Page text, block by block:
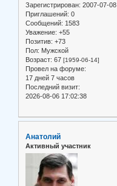
Зарегистрирован: 2007-07-08
Приглашений: 0
Сообщений: 1583
Уважение: +55
Позитив: +73
Пол: Мужской
Возраст: 67 [1959-06-14]
Провел на форуме:
17 дней 7 часов
Последний визит:
2026-08-06 17:02:38
Анатолий
Активный участник